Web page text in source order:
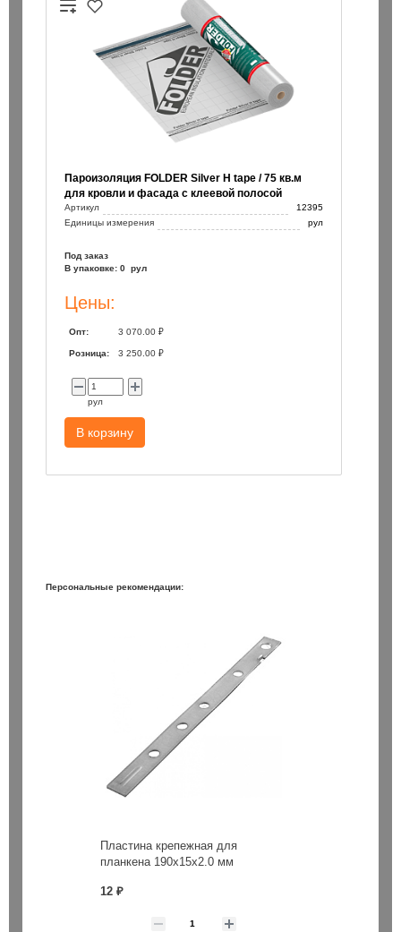
Пароизоляция FOLDER Silver H tape / 75 кв.м
для кровли и фасада с клеевой полосой
Артикул
12395
Единицы измерения
рул
Под заказ
В упаковке: 0 рул
Цены:
Опт: 3 070.00 ₽
Розница: 3 250.00 ₽
рул
В корзину
Персональные рекомендации:
Пластина крепежная для
планкена 190х15х2.0 мм
12 ₽